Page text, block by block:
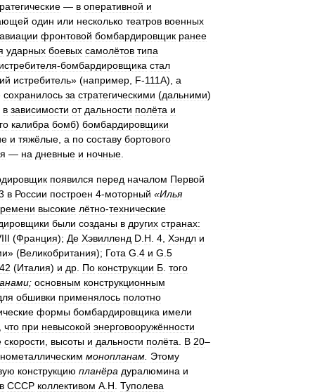
— в оперативной и
один или несколько театров военных
авиации фронтовой бомбардировщик ранее
ударных боевых самолётов типа
истребителя-бомбардировщика стал
истребитель» (например F-111A), а
сохранилось за стратегическими (дальними)
в зависимости от дальности полёта и
калибра бомб) бомбардировщики
и тяжёлые а по составу бортового
— на дневные и ночные
появился перед началом Первой
в России построен 4-моторный «Илья
высокие лётно-технические
были созданы в других странах:
(Франция); Де Хэвилленд D H 4 Хэндл и
» (Великобритания); Гота G 4 и G 5
42 (Италия) и др По конструкции Б того
; основным конструкционным
обшивки применялось полотно
формы бомбардировщика имели
что при невысокой энерговооружённости
скорости высоты и дальности полёта В 20–
монопланам Этому
конструкцию планёра дуралюмина и
в СССР коллективом А Н Туполева